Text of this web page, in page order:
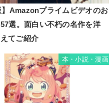
】Amazonプライムビデオのお
選。面白い不朽の名作を洋
てご紹介
本・小説・漫画